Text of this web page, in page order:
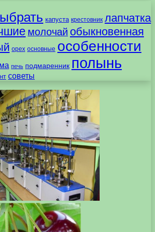
капуста крестовник лапчатка
молочай обыкновенная
орех основные особенности
печь подмаренник полынь
советы